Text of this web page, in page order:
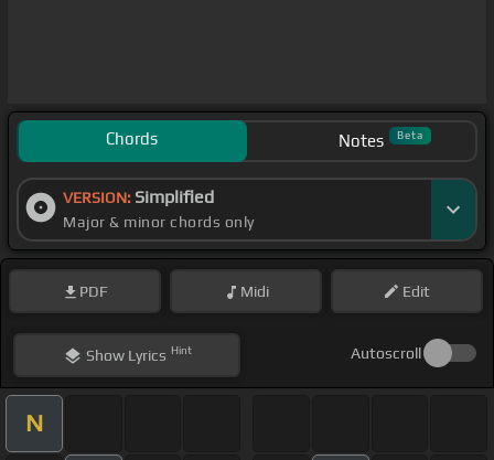
Chords Notes Beta
VERSION: Simplified
Major & minor chords only
PDF Midi Edit
ShowLyrics Hint Autoscroll
N